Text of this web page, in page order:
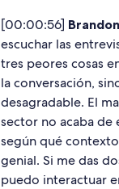
[00:00:56] Brandon
escuchar las
tres peores cosas
la conversación,
desagradable. El
sector no acaba
según qué
genial. Si me das
puedo interactuar